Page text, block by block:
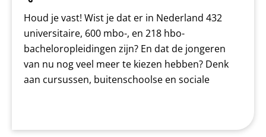
Houd je vast! Wist je dat er in Nederland 432
universitaire, 600 mbo-, en 218 hbo-
bacheloropleidingen zijn? En dat de jongeren
van nu nog veel meer te kiezen hebben? Denk
aan cursussen, buitenschoolse en sociale